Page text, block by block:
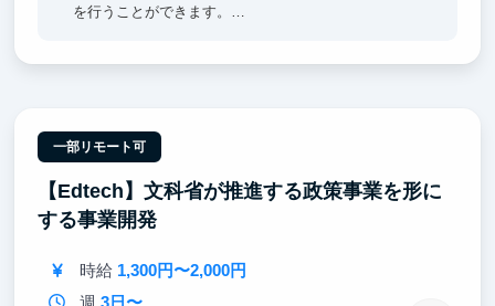
を行うことができます。
一部リモート可
【Edtech】文科省が推進する政策事業を形に
する事業開発
時給 1,300円〜2,000円